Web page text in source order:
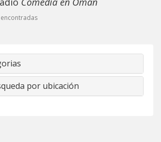
por ubicación